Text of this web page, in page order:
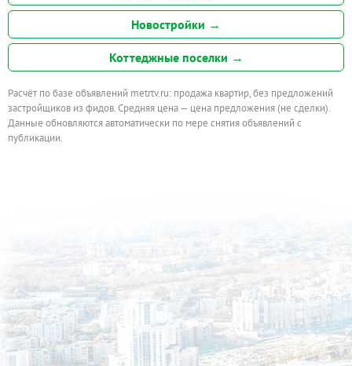
Новостройки →
Коттеджные поселки →
Расчёт по базе объявлений metrtv.ru: продажа квартир, без предложений
застройщиков из фидов. Средняя цена — цена предложения (не сделки).
Данные обновляются автоматически по мере снятия объявлений с
публикации.